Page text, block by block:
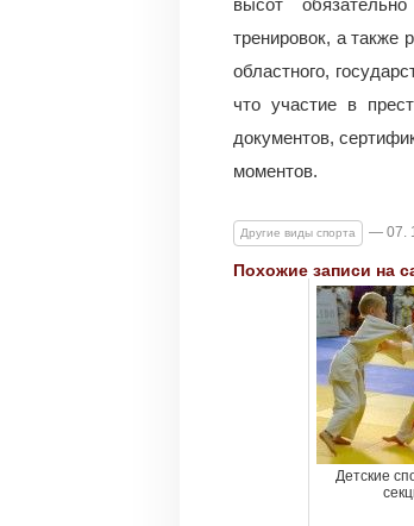
высот
тренировок, а также
областного,
что участие в
документов,
моментов.
Другие виды спорта — 07.
Похожие записи на
Детские